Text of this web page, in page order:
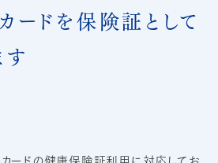
ードを保険証として